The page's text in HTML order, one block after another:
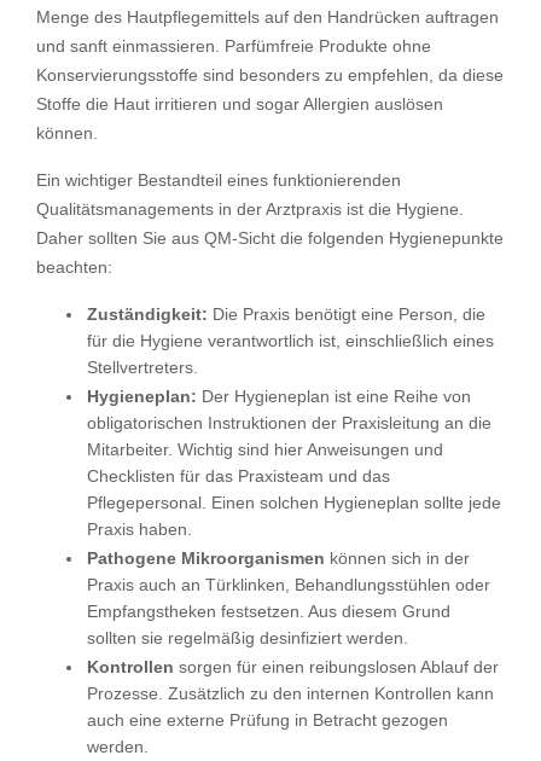
Menge des Hautpflegemittels auf den Handrücken auftragen
und sanft einmassieren. Parfümfreie Produkte ohne
Konservierungsstoffe sind besonders zu empfehlen, da diese
Stoffe die Haut irritieren und sogar Allergien auslösen
können.
Ein wichtiger Bestandteil eines funktionierenden
Qualitätsmanagements in der Arztpraxis ist die Hygiene.
Daher sollten Sie aus QM-Sicht die folgenden Hygienepunkte
beachten:
Zuständigkeit: Die Praxis benötigt eine Person, die
für die Hygiene verantwortlich ist, einschließlich eines
Stellvertreters.
Hygieneplan: Der Hygieneplan ist eine Reihe von
obligatorischen Instruktionen der Praxisleitung an die
Mitarbeiter. Wichtig sind hier Anweisungen und
Checklisten für das Praxisteam und das
Pflegepersonal. Einen solchen Hygieneplan sollte jede
Praxis haben.
Pathogene Mikroorganismen können sich in der
Praxis auch an Türklinken, Behandlungsstühlen oder
Empfangstheken festsetzen. Aus diesem Grund
sollten sie regelmäßig desinfiziert werden.
Kontrollen sorgen für einen reibungslosen Ablauf der
Prozesse. Zusätzlich zu den internen Kontrollen kann
auch eine externe Prüfung in Betracht gezogen
werden.